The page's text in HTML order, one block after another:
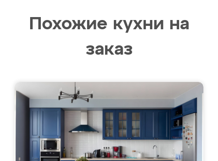
Похожие кухни на
заказ